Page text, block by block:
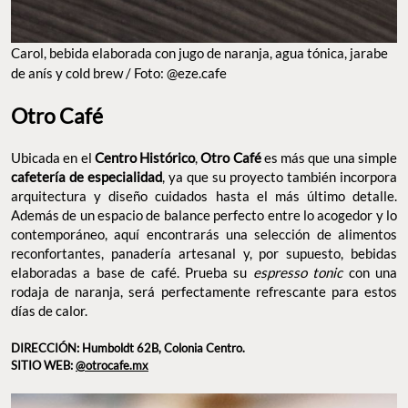
Carol, bebida elaborada con jugo de naranja, agua tónica, jarabe
de anís y cold brew / Foto: @eze.cafe
Otro Café
Ubicada en el Centro Histórico,Otro Cafées más que una simple
cafetería de especialidad, ya que su proyecto también incorpora
arquitectura y diseño cuidados hasta el más último detalle.
Además de un espacio de balance perfecto entre lo acogedor y lo
contemporáneo, aquí encontrarás una selección de alimentos
reconfortantes, panadería artesanal y, por supuesto, bebidas
elaboradas a base de café. Prueba su espresso toniccon una
rodaja de naranja, será perfectamente refrescante para estos
días de calor.
DIRECCIÓN: Humboldt 62B, Colonia Centro.
SITIO WEB:@otrocafe.mx